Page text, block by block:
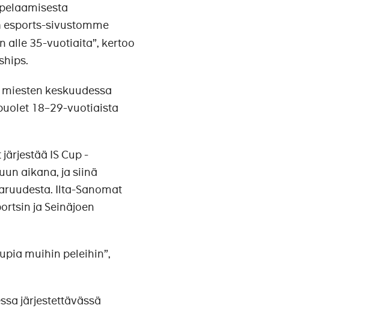
esports-sivustomme
alle 35-vuotiaita”, kertoo
keskuudessa
18–29-vuotiaista
IS Cup -
aikana, ja siinä
Ilta-Sanomat
ja Seinäjoen
muihin peleihin”,
järjestettävässä